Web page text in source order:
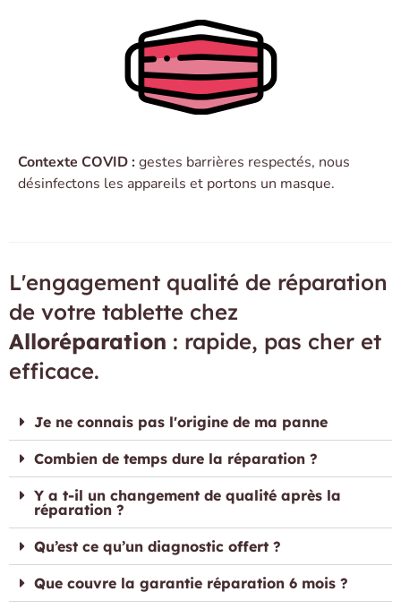
Contexte COVID :gestes barrières respectés, nous
désinfectons les appareils et portons un masque.
L'engagement qualité de réparation
de votre tablette chez
Alloréparation : rapide, pas cher et
efficace.
Je ne connais pas l'origine de ma panne
Combien de temps dure la réparation ?
Y a t-il un changement de qualité après la
réparation ?
Qu’est ce qu’un diagnostic offert ?
Que couvre la garantie réparation 6 mois ?